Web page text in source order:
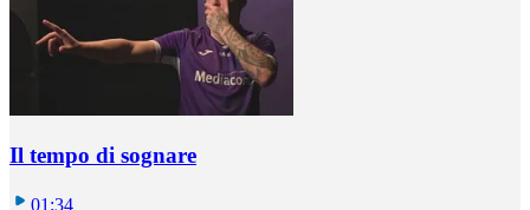
Il tempo di sognare
01:34